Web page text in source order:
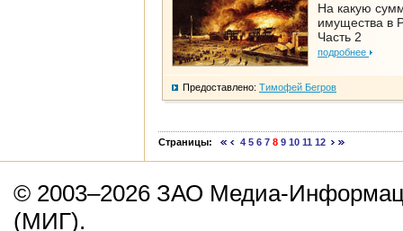
На какую
имущества в
Часть 2
подробнее
Предоставлено: Тимофей Бегров
Страницы: 4 5 6 7 8 9 10 11 12
© 2003–2026 ЗАО Медиа-
(МИГ).